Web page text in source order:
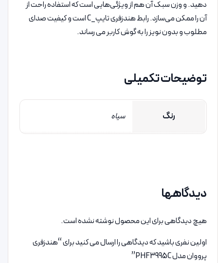
دهید. و وزن سبک آن هم از ویژگی‌هایی است که استفاده راحت از
آن را ممکن می‌سازد. رابط هندزفری تایپ_C است و کیفیت صدای
مطلوب و بدون نویز را به گوش کاربر می رساند.
توضیحات تکمیلی
رنگ سیاه
دیدگاهها
هیچ دیدگاهی برای این محصول نوشته نشده است.
اولین نفری باشید که دیدگاهی را ارسال می کنید برای “هندزفری
پرووان مدل PHF3995C”